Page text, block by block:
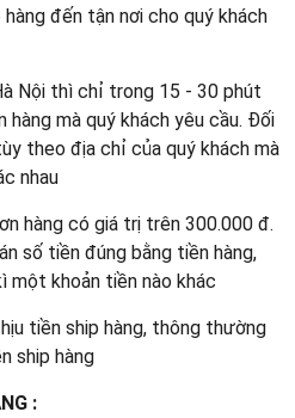
đến tận nơi cho quý khách
Nội thì chỉ trong 15 - 30 phút
mà quý khách yêu cầu. Đối
theo địa chỉ của quý khách mà
nhau
hàng có giá trị trên 300.000 đ.
số tiền đúng bằng tiền hàng,
một khoản tiền nào khác
tiền ship hàng, thông thường
ship hàng
: